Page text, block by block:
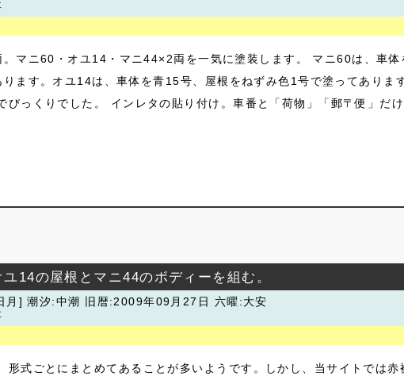
マニ60・オユ14・マニ44×2両を一気に塗装します。 マニ60は、車
ます。オユ14は、車体を青15号、屋根をねずみ色1号で塗ってあり
びっくりでした。 インレタの貼り付け。車番と「荷物」「郵〒便」だ
14の屋根とマニ44のボディーを組む。
月] 潮汐:中潮
旧暦:2009年09月27日 六曜:大安
形式ごとにまとめてあることが多いようです。しかし、当サイトでは